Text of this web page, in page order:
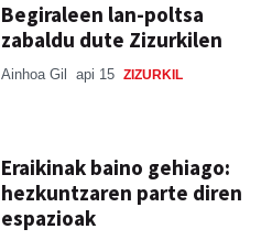
Begiraleen lan-poltsa
zabaldu dute Zizurkilen
Ainhoa Gil api 15 ZIZURKIL
Eraikinak baino gehiago:
hezkuntzaren parte diren
espazioak